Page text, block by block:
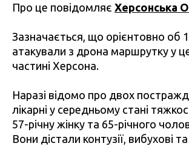
Про це повідомляє Херсонська
Зазначається, що орієнтовно об
атакували з дрона маршрутку у
частині Херсона.
Наразі відомо про двох
лікарні у середньому стані
57-річну жінку та 65-річного
Вони дістали контузії, вибухові та